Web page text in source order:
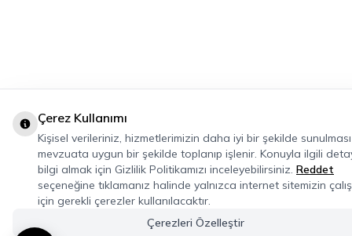
Çerez Kullanımı
Kişisel verileriniz, hizmetlerimizin daha iyi bir şekilde
mevzuata uygun bir şekilde toplanıp işlenir. Konuyla ilgili
bilgi almak için Gizlilik Politikamızı inceleyebilirsiniz. Reddet
seçeneğine tıklamanız halinde yalnızca internet sitemizin
için gerekli çerezler kullanılacaktır.
Çerezleri Özelleştir